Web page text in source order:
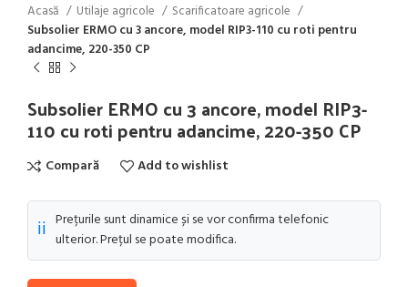
Acasă Utilaje agricole
Scarificatoare agricole
Subsolier ERMO cu 3 ancore, model RIP3-110 cu roti pentru
adancime, 220-350 CP
Subsolier ERMO cu 3 ancore, model RIP3-
110 cu roti pentru adancime, 220-350 CP
Compară Add to wishlist
ℹ️ Prețurile sunt dinamice și se vor confirma telefonic
ulterior. Prețul se poate modifica.